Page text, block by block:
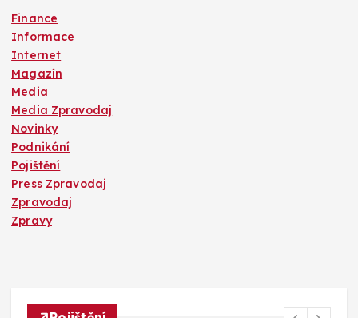
Finance
Informace
Internet
Magazín
Media
Media Zpravodaj
Novinky
Podnikání
Pojištění
Press Zpravodaj
Zpravodaj
Zpravy